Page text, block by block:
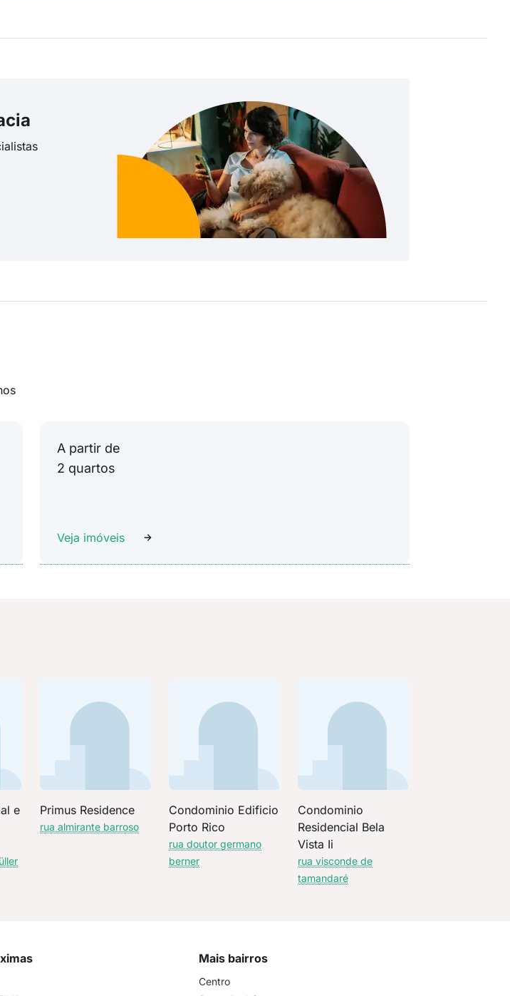
A partir de
2 quartos
Veja imóveis
e
Primus Residence
rua almirante barroso
Condominio Edificio
Porto Rico
rua doutor germano
berner
Condominio
Residencial Bela
Vista Ii
rua visconde de
tamandaré
Mais bairros
Centro